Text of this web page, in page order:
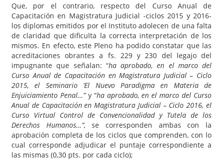
Que, por el contrario, respecto del Curso Anual de
Capacitación en Magistratura Judicial -ciclos 2015 y 2016-
los diplomas emitidos por el Instituto adolecen de una falta
de claridad que dificulta la correcta interpretación de los
mismos. En efecto, este Pleno ha podido constatar que las
acreditaciones obrantes a fs. 229 y 230 del legajo del
impugnante que señalan: “ha aprobado, en el marco del
Curso Anual de Capacitación en Magistratura Judicial – Ciclo
2015, el Seminario ‘El Nuevo Paradigma en Materia de
Enjuiciamiento Penal…” y “ha aprobado, en el marco del Curso
Anual de Capacitación en Magistratura Judicial – Ciclo 2016, el
Curso Virtual Control de Convencionalidad y Tutela de los
Derechos Humanos…”,se corresponden ambas con la
aprobación completa de los ciclos que comprenden, con lo
cual corresponde adjudicar el puntaje correspondiente a
las mismas (0,30 pts. por cada ciclo);